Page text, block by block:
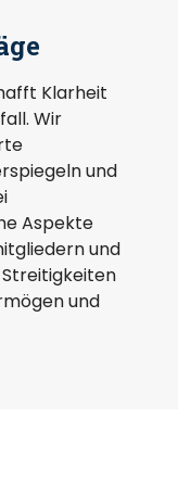
Klarheit
Wir
und
Aspekte
und
und